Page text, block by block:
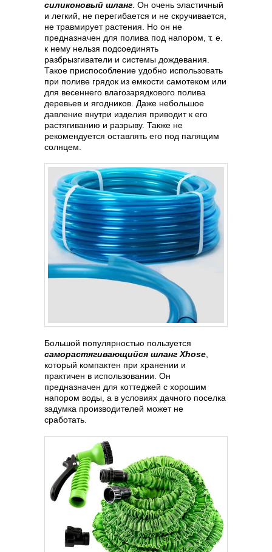
силиконовый шланг. Он очень эластичный
и легкий, не перегибается и не скручивается,
не травмирует растения. Но он не
предназначен для полива под напором, т. е.
к нему нельзя подсоединять
разбрызгиватели и системы дождевания.
Такое приспособление удобно использовать
при поливе грядок из емкости самотеком или
для весеннего влагозарядкового полива
деревьев и ягодников. Даже небольшое
давление внутри изделия приводит к его
растягиванию и разрыву. Также не
рекомендуется оставлять его под палящим
солнцем.
Большой популярностью пользуется
саморастягивающийся шланг Xhose
который компактен при хранении и
практичен в использовании. Он
предназначен для коттеджей с хорошим
напором воды, а в условиях дачного поселка
задумка производителей может не
сработать.